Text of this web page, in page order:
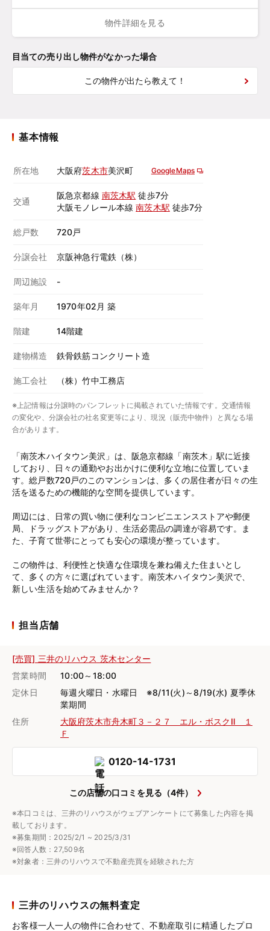
物件詳細を見る
目当ての売り出し物件がなかった場合
この物件が出たら教えて！
基本情報
所在地 大阪府茨木市美沢町 GoogleMaps
交通
阪急京都線 南茨木駅 徒歩7分
大阪モノレール本線南茨木駅 徒歩7分
総戸数 720戸
分譲会社 京阪神急行電鉄（株）
周辺施設 -
築年月 1970年02月 築
階建 14階建
建物構造 鉄骨鉄筋コンクリート造
施工会社 （株）竹中工務店
※上記情報は分譲時のパンフレットに掲載されていた情報です。交通情報
の変化や、分譲会社の社名変更等により、現況（販売中物件）と異なる場
合があります。
「南茨木ハイタウン美沢」は、阪急京都線「南茨木」駅に近接
しており、日々の通勤やお出かけに便利な立地に位置していま
す。総戸数720戸のこのマンションは、多くの居住者が日々の生
活を送るための機能的な空間を提供しています。
周辺には、日常の買い物に便利なコンビニエンスストアや郵便
局、ドラッグストアがあり、生活必需品の調達が容易です。ま
た、子育て世帯にとっても安心の環境が整っています。
この物件は、利便性と快適な住環境を兼ね備えた住まいとし
て、多くの方々に選ばれています。南茨木ハイタウン美沢で、
新しい生活を始めてみませんか？
担当店舗
[売買] 三井のリハウス 茨木センター
営業時間
10:00～18:00
定休日
毎週火曜日・水曜日 ※8/11(火)～8/19(水) 夏季休
業期間
住所
大阪府茨木市舟木町３－２７ エル・ボスクⅡ １
Ｆ
0120-14-1731
この店舗の口コミを見る（4件）
※本口コミは、三井のリハウスがウェブアンケートにて募集した内容を掲
載しております。
※募集期間：2025/2/1 ~ 2025/3/31
※回答人数：27,509名
※対象者：三井のリハウスで不動産売買を経験された方
三井のリハウスの無料査定
お客様一人一人の物件に合わせて、不動産取引に精通したプロ